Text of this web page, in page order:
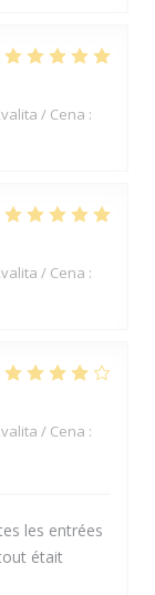
/ Cena :
/ Cena :
/ Cena :
les entrées
était